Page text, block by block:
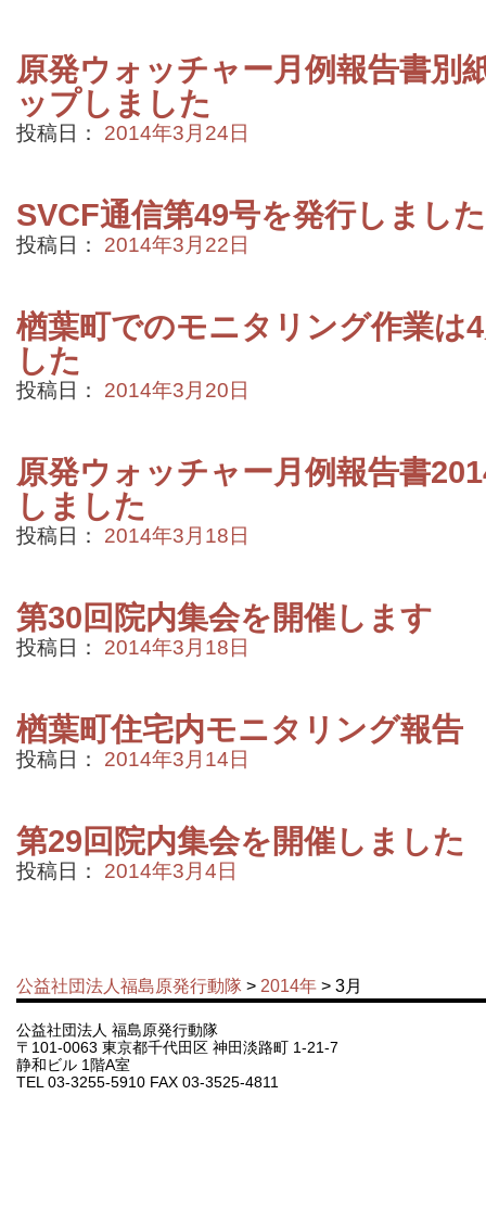
原発ウォッチャー月例報告書別
ップしました
投稿日： 2014年3月24日
SVCF通信第49号を発行しました
投稿日： 2014年3月22日
楢葉町でのモニタリング作業は
した
投稿日： 2014年3月20日
原発ウォッチャー月例報告書
しました
投稿日： 2014年3月18日
第30回院内集会を開催します
投稿日： 2014年3月18日
楢葉町住宅内モニタリング報告
投稿日： 2014年3月14日
第29回院内集会を開催しました
投稿日： 2014年3月4日
公益社団法人福島原発行動隊 > 2014年 > 3月
公益社団法人 福島原発行動隊
〒101-0063 東京都千代田区 神田淡路町 1-21-7
静和ビル 1階A室
TEL 03-3255-5910 FAX 03-3525-4811